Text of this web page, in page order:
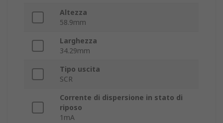
Altezza
58.9mm
Larghezza
34.29mm
Tipo uscita
SCR
Corrente di dispersione in stato di
riposo
1mA